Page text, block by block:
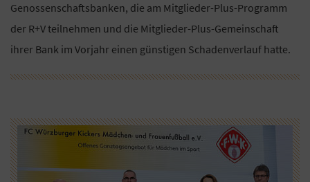
Genossenschaftsbanken, die am Mitglieder-Plus-Programm
der R+V teilnehmen und die Mitglieder-Plus-Gemeinschaft
ihrer Bank im Vorjahr einen günstigen Schadenverlauf hatte.